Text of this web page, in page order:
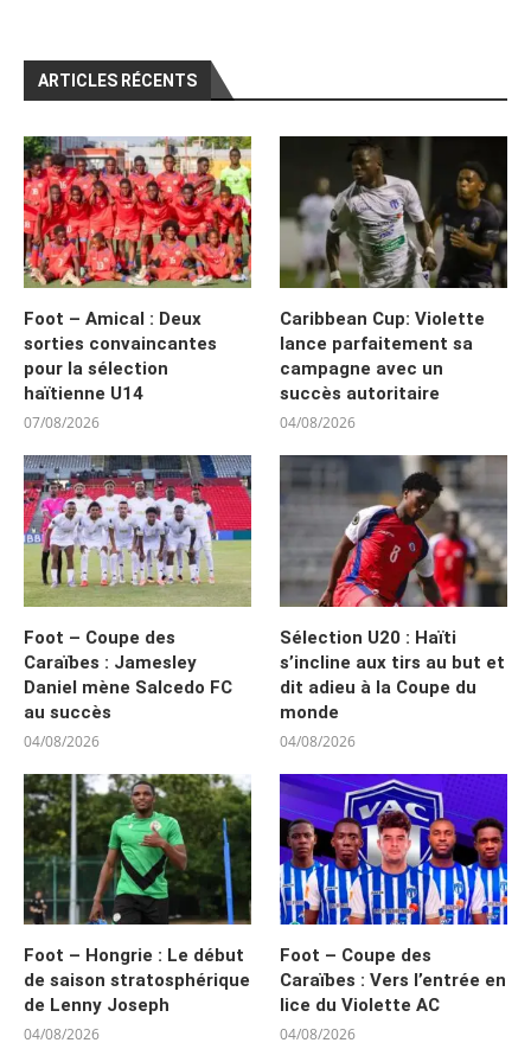
ARTICLES RÉCENTS
Foot – Amical : Deux
sorties convaincantes
pour la sélection
haïtienne U14
07/08/2026
Caribbean Cup: Violette
lance parfaitement sa
campagne avec un
succès autoritaire
04/08/2026
Foot – Coupe des
Caraïbes : Jamesley
Daniel mène Salcedo FC
au succès
04/08/2026
Sélection U20 : Haïti
s’incline aux tirs au but et
dit adieu à la Coupe du
monde
04/08/2026
Foot – Hongrie : Le début
de saison stratosphérique
de Lenny Joseph
04/08/2026
Foot – Coupe des
Caraïbes : Vers l’entrée en
lice du Violette AC
04/08/2026